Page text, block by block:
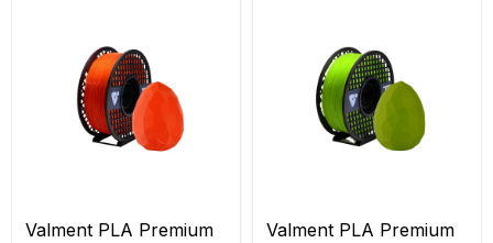
Valment PLA Premium
Valment PLA Premium